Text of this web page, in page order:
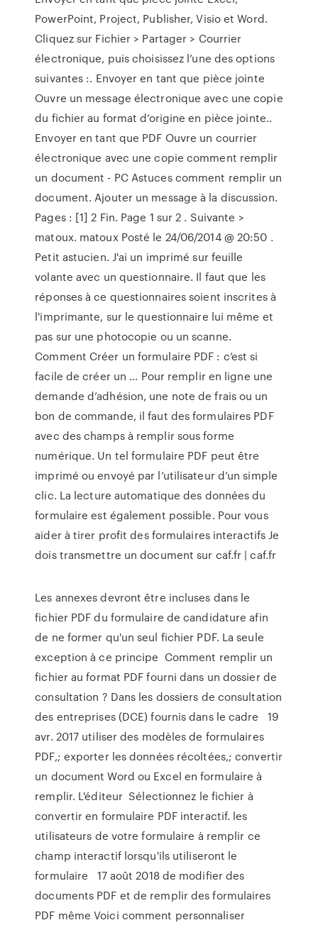
PowerPoint, Project, Publisher, Visio et Word.
Cliquez sur Fichier > Partager > Courrier
électronique, puis choisissez l’une des options
suivantes :. Envoyer en tant que pièce jointe
Ouvre un message électronique avec une copie
du fichier au format d’origine en pièce jointe..
Envoyer en tant que PDF Ouvre un courrier
électronique avec une copie comment remplir
un document - PC Astuces comment remplir un
document. Ajouter un message à la discussion.
Pages : [1] 2 Fin. Page 1 sur 2 . Suivante >
matoux. matoux Posté le 24/06/2014 @ 20:50 .
Petit astucien. J'ai un imprimé sur feuille
volante avec un questionnaire. Il faut que les
réponses à ce questionnaires soient inscrites à
l'imprimante, sur le questionnaire lui même et
pas sur une photocopie ou un scanne.
Comment Créer un formulaire PDF : c’est si
facile de créer un ... Pour remplir en ligne une
demande d’adhésion, une note de frais ou un
bon de commande, il faut des formulaires PDF
avec des champs à remplir sous forme
numérique. Un tel formulaire PDF peut être
imprimé ou envoyé par l’utilisateur d’un simple
clic. La lecture automatique des données du
formulaire est également possible. Pour vous
aider à tirer profit des formulaires interactifs Je
dois transmettre un document sur caf.fr | caf.fr
Les annexes devront être incluses dans le
fichier PDF du formulaire de candidature afin
de ne former qu'un seul fichier PDF. La seule
exception à ce principe Comment remplir un
fichier au format PDF fourni dans un dossier de
consultation ? Dans les dossiers de consultation
des entreprises (DCE) fournis dans le cadre 19
avr. 2017 utiliser des modèles de formulaires
PDF,; exporter les données récoltées,; convertir
un document Word ou Excel en formulaire à
remplir. L'éditeur Sélectionnez le fichier à
convertir en formulaire PDF interactif. les
utilisateurs de votre formulaire à remplir ce
champ interactif lorsqu'ils utiliseront le
formulaire 17 août 2018 de modifier des
documents PDF et de remplir des formulaires
PDF même Voici comment personnaliser